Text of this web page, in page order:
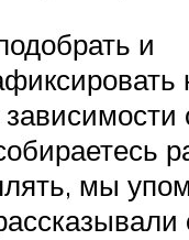
и
мы